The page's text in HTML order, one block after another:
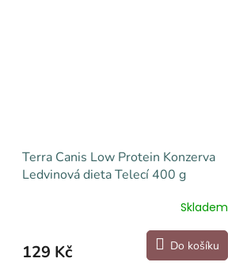
Terra Canis Low Protein Konzerva
Ledvinová dieta Telecí 400 g
Skladem
129 Kč Do košíku